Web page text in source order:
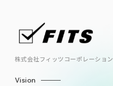
株式会社フィッツコーポレーション
Vision